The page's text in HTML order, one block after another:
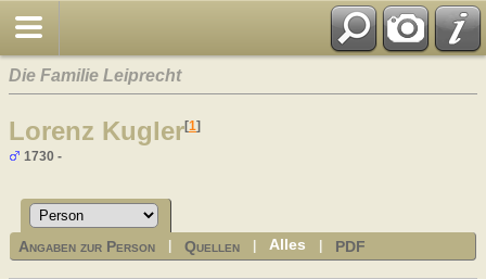
Die Familie Leiprecht
Lorenz Kugler[1]
1730 -
Angaben zur Person |Quellen |Alles PDF